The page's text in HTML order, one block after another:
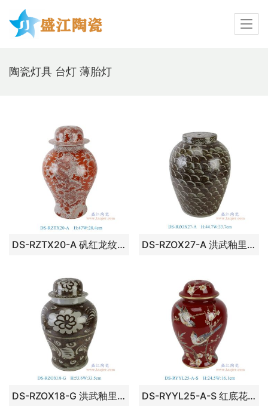
陶瓷灯具 台灯 薄胎灯
DS-RZTX20-A 矾红龙纹将军罐灯具 DS-RZOX27-A 洪武釉里红海水纹冬瓜罐灯具
DS-RZOX18-G 洪武釉里红太阳花纹将军罐灯具 DS-RYYL25-A-S 红底花鸟纹将军罐罐灯具小号